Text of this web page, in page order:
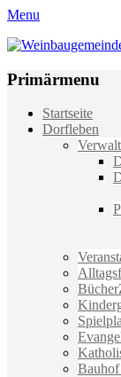
Menu
Weinbaugemeinde
Primärmenu
Weiter
zum
Startseite
Dorfleben